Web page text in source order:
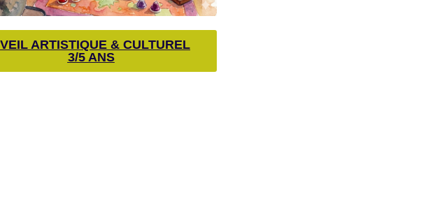
ARTISTIQUE & CULTUREL
3/5 ANS